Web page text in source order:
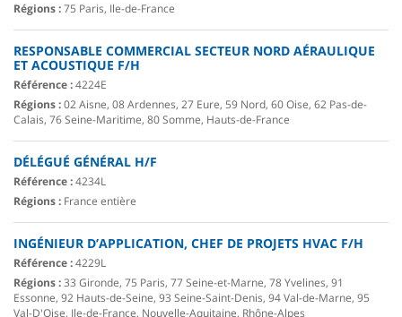
Régions :75 Paris, Ile-de-France
RESPONSABLE COMMERCIAL SECTEUR NORD AÉRAULIQUE
ET ACOUSTIQUE F/H
Référence :4224E
Régions :02 Aisne, 08 Ardennes, 27 Eure, 59 Nord, 60 Oise, 62 Pas-de-
Calais, 76 Seine-Maritime, 80 Somme, Hauts-de-France
DÉLÉGUÉ GÉNÉRAL H/F
Référence :4234L
Régions : France entière
INGÉNIEUR D’APPLICATION, CHEF DE PROJETS HVAC F/H
Référence :4229L
Régions :33 Gironde, 75 Paris, 77 Seine-et-Marne, 78 Yvelines, 91
Essonne, 92 Hauts-de-Seine, 93 Seine-Saint-Denis, 94 Val-de-Marne, 95
Val-D'Oise, Ile-de-France, Nouvelle-Aquitaine, Rhône-Alpes